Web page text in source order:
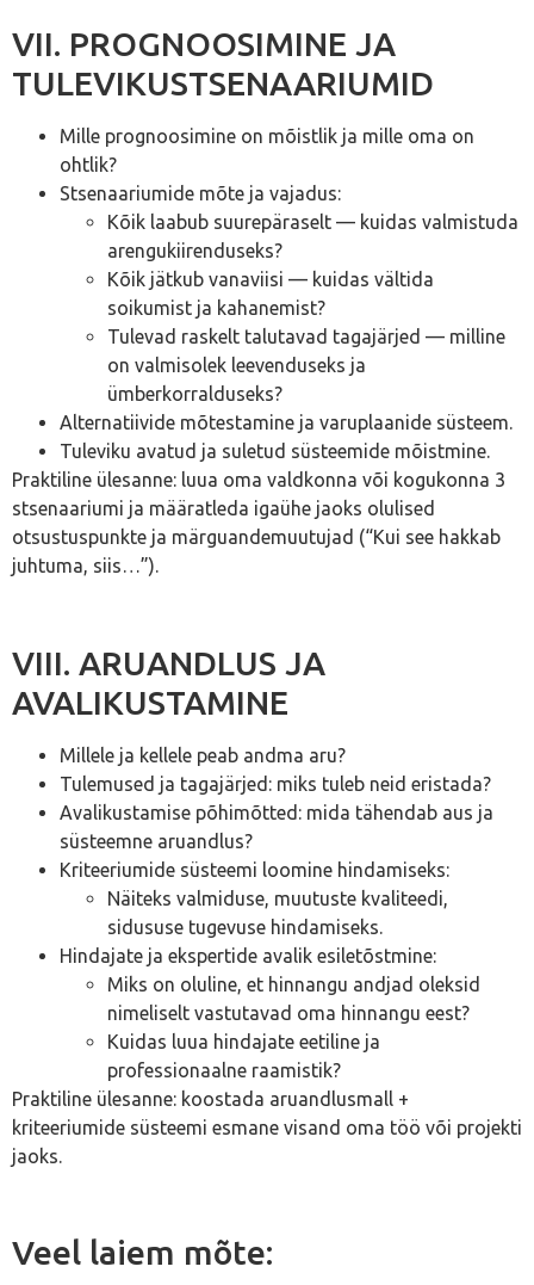
VII. PROGNOOSIMINE JA
TULEVIKUSTSENAARIUMID
Mille prognoosimine on mõistlik ja mille oma on
ohtlik?
Stsenaariumide mõte ja vajadus:
Kõik laabub suurepäraselt — kuidas valmistuda
arengukiirenduseks?
Kõik jätkub vanaviisi — kuidas vältida
soikumist ja kahanemist?
Tulevad raskelt talutavad tagajärjed — milline
on valmisolek leevenduseks ja
ümberkorralduseks?
Alternatiivide mõtestamine ja varuplaanide süsteem.
Tuleviku avatud ja suletud süsteemide mõistmine.
Praktiline ülesanne: luua oma valdkonna või kogukonna 3
stsenaariumi ja määratleda igaühe jaoks olulised
otsustuspunkte ja märguandemuutujad (“Kui see hakkab
juhtuma, siis…”).
VIII. ARUANDLUS JA
AVALIKUSTAMINE
Millele ja kellele peab andma aru?
Tulemused ja tagajärjed: miks tuleb neid eristada?
Avalikustamise põhimõtted: mida tähendab aus ja
süsteemne aruandlus?
Kriteeriumide süsteemi loomine hindamiseks:
Näiteks valmiduse, muutuste kvaliteedi,
sidususe tugevuse hindamiseks.
Hindajate ja ekspertide avalik esiletõstmine:
Miks on oluline, et hinnangu andjad oleksid
nimeliselt vastutavad oma hinnangu eest?
Kuidas luua hindajate eetiline ja
professionaalne raamistik?
Praktiline ülesanne: koostada aruandlusmall +
kriteeriumide süsteemi esmane visand oma töö või projekti
jaoks.
Veel laiem mõte: